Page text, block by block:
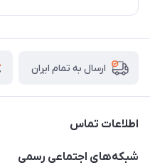
ارسال به تمام ایران
اطلاعات تماس
15 13 222 0900
شبکه‌های اجتماعی رسمی